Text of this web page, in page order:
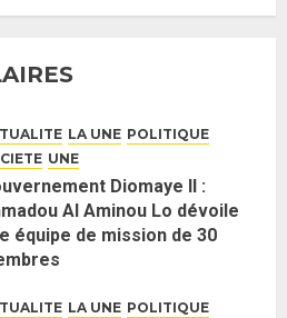
LA UNE POLITIQUE
UNE
Diomaye II :
Al Aminou Lo dévoile
équipe de mission de 30
LA UNE POLITIQUE
Marius Sagna inquiet après la
me tromper »
MAI 2026
Diomaye II :
équipe de mission de 30